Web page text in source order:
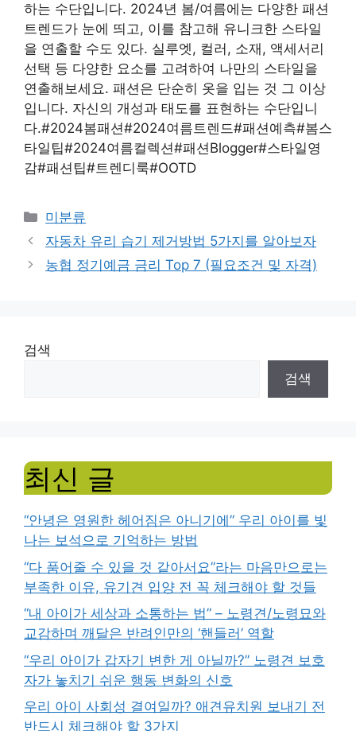
하는 수단입니다. 2024년 봄/여름에는 다양한 패션
트렌드가 눈에 띄고, 이를 참고해 유니크한 스타일
을 연출할 수도 있다. 실루엣, 컬러, 소재, 액세서리
선택 등 다양한 요소를 고려하여 나만의 스타일을
연출해보세요. 패션은 단순히 옷을 입는 것 그 이상
입니다. 자신의 개성과 태도를 표현하는 수단입니
다.#2024봄패션#2024여름트렌드#패션예측#봄스
타일팁#2024여름컬렉션#패션Blogger#스타일영
감#패션팁#트렌디룩#OOTD
Categories
미분류
자동차 유리 습기 제거방법 5가지를 알아보자
농협 정기예금 금리 Top 7 (필요조건 및 자격)
검색
검색
최신 글
“안녕은 영원한 헤어짐은 아니기에” 우리 아이를 빛
나는 보석으로 기억하는 방법
“다 품어줄 수 있을 것 같아서요”라는 마음만으로는
부족한 이유, 유기견 입양 전 꼭 체크해야 할 것들
“내 아이가 세상과 소통하는 법” – 노령견/노령묘와
교감하며 깨달은 반려인만의 ‘핸들러’ 역할
“우리 아이가 갑자기 변한 게 아닐까?” 노령견 보호
자가 놓치기 쉬운 행동 변화의 신호
우리 아이 사회성 결여일까? 애견유치원 보내기 전
반드시 체크해야 할 3가지